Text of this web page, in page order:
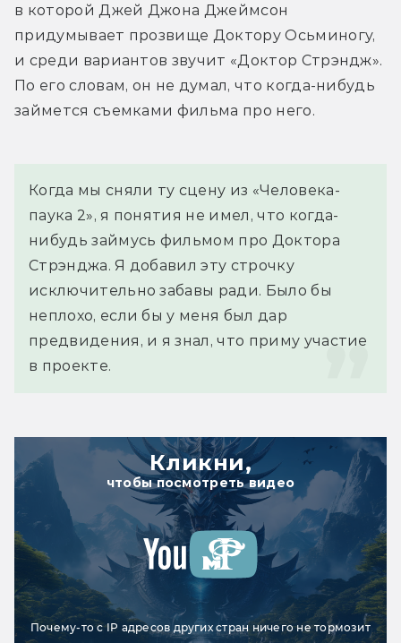
в которой Джей Джона Джеймсон
придумывает прозвище Доктору Осьминогу,
и среди вариантов звучит «Доктор Стрэндж».
По его словам, он не думал, что когда-нибудь
займется съемками фильма про него.
Когда мы сняли ту сцену из «Человека-
паука 2», я понятия не имел, что когда-
нибудь займусь фильмом про Доктора
Стрэнджа. Я добавил эту строчку
исключительно забавы ради. Было бы
неплохо, если бы у меня был дар
предвидения, и я знал, что приму участие
в проекте.
Кликни,
чтобы посмотреть видео
Почему-то с IP адресов других стран ничего не тормозит